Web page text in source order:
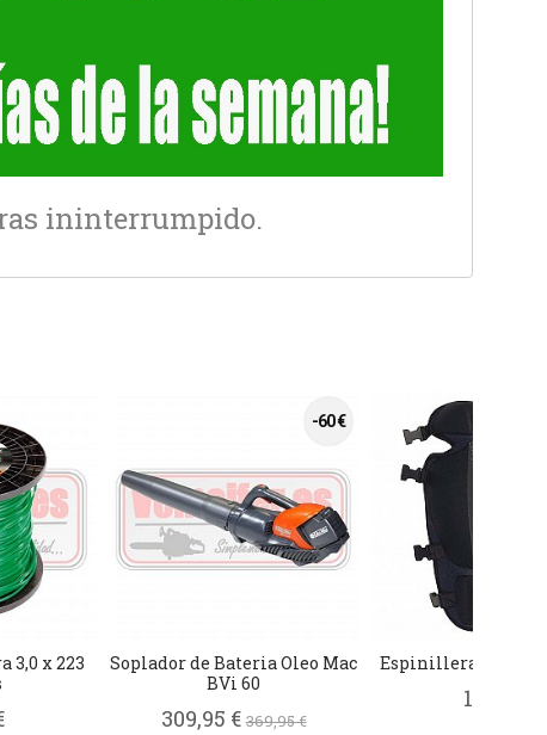
ininterrumpido.
3,0 x 223
-60 €
Soplador de Bateria Oleo Mac
BVi 60
309,95 €369,95 €
Espinilleras
15,95 €